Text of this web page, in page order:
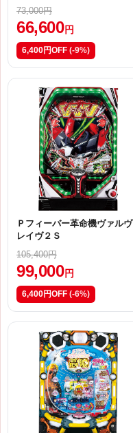
73,000円
66,600円
6,400円OFF (-9%)
Ｐフィーバー革命機ヴァルヴ
レイヴ２Ｓ
105,400円
99,000 円
6,400円OFF (-6%)